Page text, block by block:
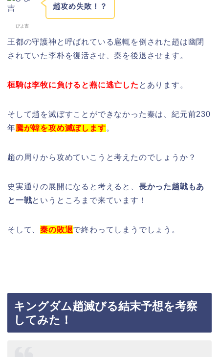
ぴよ吉
趙攻め失敗！？
王都の守護神と呼ばれている扈輒を倒された趙は幽閉
されていた李朴を復活させ、秦を後退させます。
桓騎は李牧に負けると燕に逃亡した とあります。
そして趙を滅ぼすことができなかった秦は、紀元前230
年騰が韓を攻め滅ぼします。
趙の周りから攻めていこうと考えたのでしょうか？
史実通りの展開になると考えると、 長かった趙戦もあ
と一戦というところまで来ています！
そして、秦の敗退で終わってしまうでしょう。
キングダム趙滅びる結末予想を考察
してみた！